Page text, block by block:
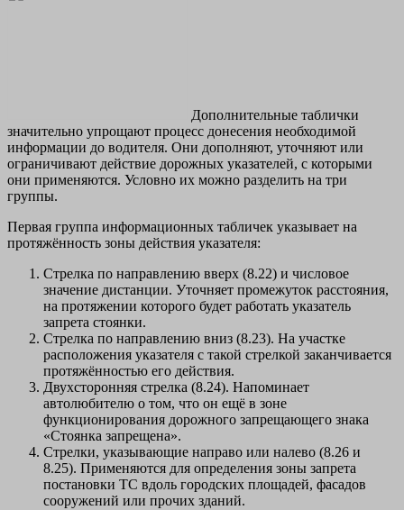
Дополнительные таблички
значительно упрощают процесс донесения необходимой
информации до водителя. Они дополняют, уточняют или
ограничивают действие дорожных указателей, с которыми
они применяются. Условно их можно разделить на три
группы.
Первая группа информационных табличек указывает на
протяжённость зоны действия указателя:
Стрелка по направлению вверх (8.22) и числовое
значение дистанции. Уточняет промежуток расстояния,
на протяжении которого будет работать указатель
запрета стоянки.
Стрелка по направлению вниз (8.23). На участке
расположения указателя с такой стрелкой заканчивается
протяжённостью его действия.
Двухсторонняя стрелка (8.24). Напоминает
автолюбителю о том, что он ещё в зоне
функционирования дорожного запрещающего знака
«Стоянка запрещена».
Стрелки, указывающие направо или налево (8.26 и
8.25). Применяются для определения зоны запрета
постановки ТС вдоль городских площадей, фасадов
сооружений или прочих зданий.